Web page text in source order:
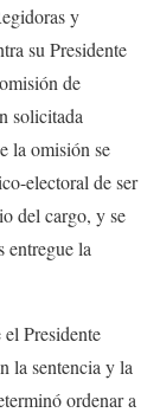
y
su Presidente
de
solicitada
la omisión se
electoral de ser
del cargo, y se
entregue la
Presidente
la sentencia y la
ordenar a